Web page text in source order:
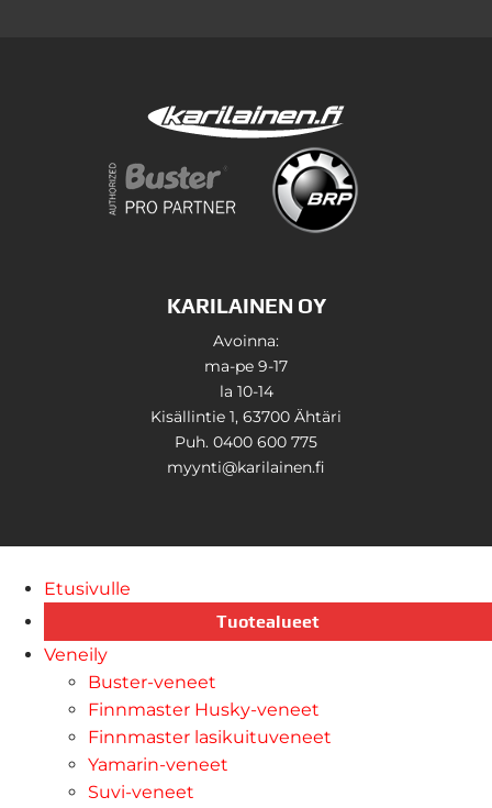
KARILAINEN OY
Avoinna:
ma-pe 9-17
la 10-14
Kisällintie 1, 63700 Ähtäri
Puh. 0400 600 775
myynti@karilainen.fi
Etusivulle
Tuotealueet
Veneily
Buster-veneet
Finnmaster Husky-veneet
Finnmaster lasikuituveneet
Yamarin-veneet
Suvi-veneet